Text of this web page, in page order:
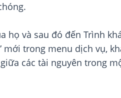
họ và sau đó đến Trình
mới trong menu dịch vụ,
các tài nguyên trong